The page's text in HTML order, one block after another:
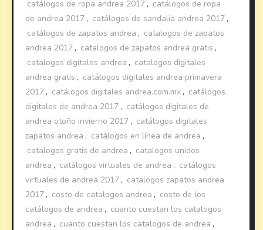
catálogos de ropa andrea 2017 , catálogos de ropa
de andrea 2017 , catálogos de sandalia andrea 2017 ,
catálogos de zapatos andrea , catalogos de zapatos
andrea 2017 , catalogos de zapatos andrea gratis ,
catalogos digitales andrea , catalogos digitales
andrea gratis , catálogos digitales andrea primavera
2017 , catálogos digitales andrea.com.mx , catálogos
digitales de andrea 2017 , catálogos digitales de
andrea otoño invierno 2017 , catálogos digitales
zapatos andrea , catálogos en línea de andrea ,
catalogos gratis de andrea , catalogos unidos
andrea , catálogos virtuales de andrea , catálogos
virtuales de andrea 2017 , catalogos zapatos andrea
2017 , costo de catalogos andrea , costo de los
catálogos de andrea , cuanto cuestan los catalogos
andrea , cuanto cuestan los catalogos de andrea ,